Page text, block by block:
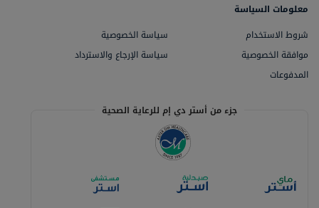
معلومات السياسة
شروط الاستخدام
سياسة الخصوصية
موافقة الخصوصية
سياسة الإرجاع والاسترداد
المدفوعات
جزء من أستر دي إم للرعاية الصحية